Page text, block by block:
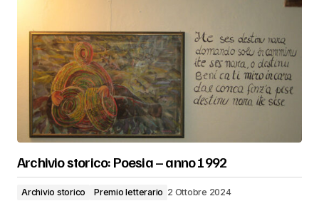
Archivio storico: Poesia – anno 1992
Archivio storico Premio letterario 2 Ottobre 2024